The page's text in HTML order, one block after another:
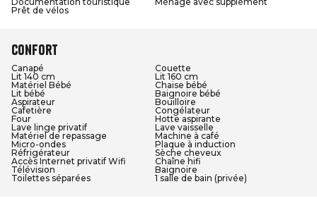
Prêt de vélos
Confort
Canapé
Couette
Lit 140 cm
Lit 160 cm
Matériel Bébé
Chaise bébé
Lit bébé
Baignoire bébé
Aspirateur
Bouilloire
Cafetière
Congélateur
Four
Hotte aspirante
Lave linge privatif
Lave vaisselle
Matériel de repassage
Machine à café
Micro-ondes
Plaque à induction
Réfrigérateur
Sèche cheveux
Accès Internet privatif Wifi
Chaîne hifi
Télévision
Baignoire
Toilettes séparées
1 salle de bain (privée)